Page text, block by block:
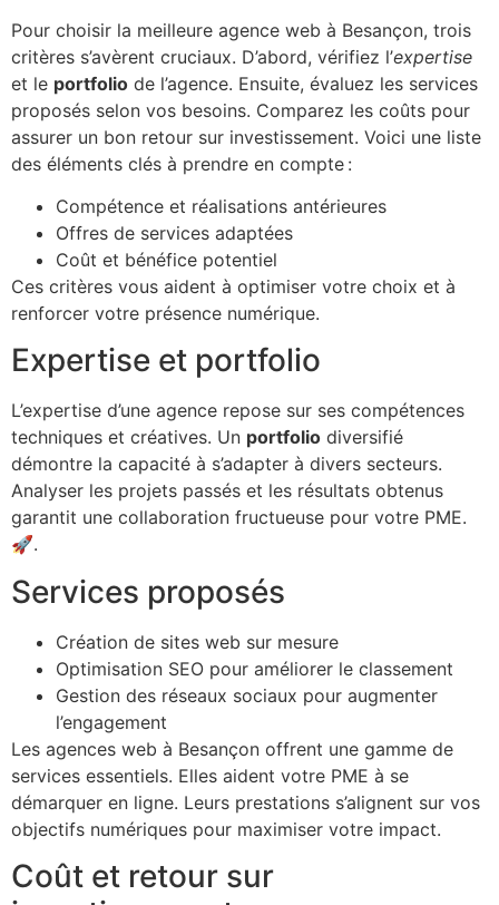
Pour choisir la meilleure agence web à Besançon, trois
critères s’avèrent cruciaux. D’abord, vérifiez l’expertise
et le portfolio de l’agence. Ensuite, évaluez les services
proposés selon vos besoins. Comparez les coûts pour
assurer un bon retour sur investissement. Voici une liste
des éléments clés à prendre en compte :
Compétence et réalisations antérieures
Offres de services adaptées
Coût et bénéfice potentiel
Ces critères vous aident à optimiser votre choix et à
renforcer votre présence numérique.
Expertise et portfolio
L’expertise d’une agence repose sur ses compétences
techniques et créatives. Un portfolio diversifié
démontre la capacité à s’adapter à divers secteurs.
Analyser les projets passés et les résultats obtenus
garantit une collaboration fructueuse pour votre PME.
🚀.
Services proposés
Création de sites web sur mesure
Optimisation SEO pour améliorer le classement
Gestion des réseaux sociaux pour augmenter
l’engagement
Les agences web à Besançon offrent une gamme de
services essentiels. Elles aident votre PME à se
démarquer en ligne. Leurs prestations s’alignent sur vos
objectifs numériques pour maximiser votre impact.
Coût et retour sur